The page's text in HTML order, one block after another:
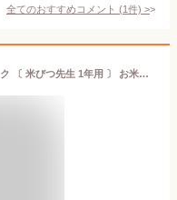
全てのおすすめコメント (1件) >
【レビュー特典】 Arromic アラミック 〔 米びつ先生 1年用 〕 お米の防虫剤 有効期限1年 35kgまで KS-48N お米の虫よけ 防虫 防虫剤 虫よけ 虫除け 虫 害虫 お米 米 米びつ こめびつ 米櫃 せんせい 植物成分 無害 元祖